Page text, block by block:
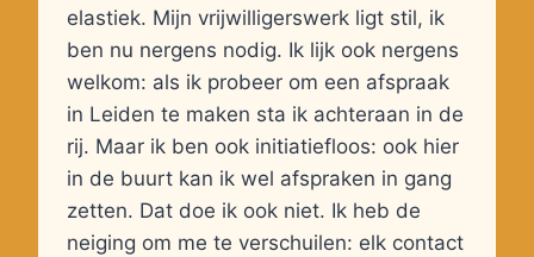
elastiek. Mijn vrijwilligerswerk ligt stil, ik
ben nu nergens nodig. Ik lijk ook nergens
welkom: als ik probeer om een afspraak
in Leiden te maken sta ik achteraan in de
rij. Maar ik ben ook initiatiefloos: ook hier
in de buurt kan ik wel afspraken in gang
zetten. Dat doe ik ook niet. Ik heb de
neiging om me te verschuilen: elk contact